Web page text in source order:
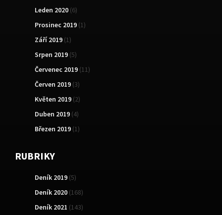
Leden 2020 (6)
Prosinec 2019 (1)
Září 2019 (1)
Srpen 2019 (5)
Červenec 2019 (11)
Červen 2019 (3)
Květen 2019 (2)
Duben 2019 (4)
Březen 2019 (1)
RUBRIKY
Deník 2019 (5)
Deník 2020 (168)
Deník 2021 (143)